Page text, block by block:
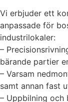
Vi erbjuder ett
anpassade för
industrilokaler:
–
bärande partier
– Varsam
samt annan fast
– Uppbilning